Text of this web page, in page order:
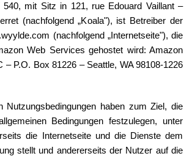
540, mit Sitz in 121, rue Edouard Vaillant –
(nachfolgend „Koala"), ist Betreiber der
(nachfolgend „Internetseite"), die
Web Services gehostet wird: Amazon
– P.O. Box 81226 – Seattle, WA 98108-1226
Nutzungsbedingungen haben zum Ziel, die
Bedingungen festzulegen, unter
die Internetseite und die Dienste dem
stellt und andererseits der Nutzer auf die